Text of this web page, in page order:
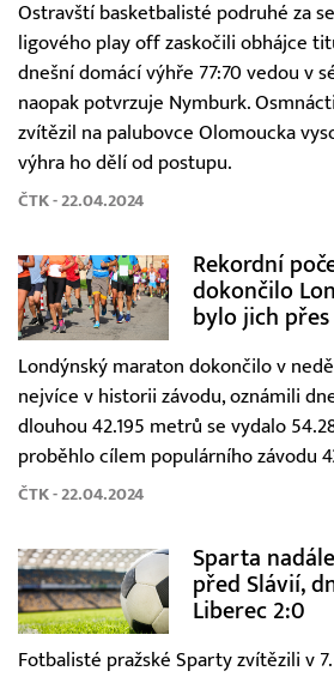
Ostravští basketbalisté podruhé za
ligového play off zaskočili obhájce
dnešní domácí výhře 77:70 vedou v
naopak potvrzuje Nymburk.
zvítězil na palubovce Olomoucka
výhra ho dělí od postupu.
ČTK - 22.04.2024
Rekordní
dokončilo
bylo jich
Londýnský maraton dokončilo v
nejvíce v historii závodu, oznámili
dlouhou 42.195 metrů se vydalo
proběhlo cílem populárního závodu
ČTK - 22.04.2024
Sparta
před Slávií,
Liberec 2:0
Fotbalisté pražské Sparty zvítězili v